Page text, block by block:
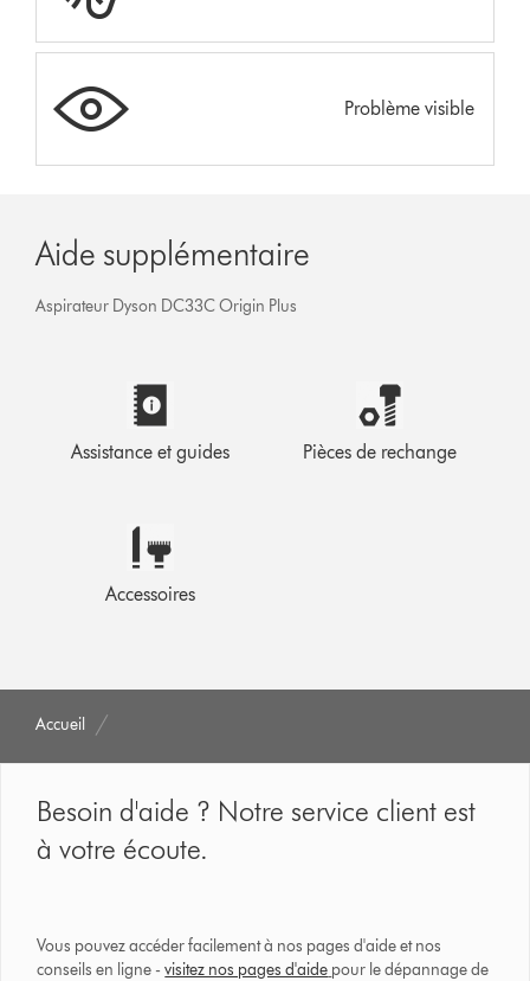
Problème visible
Aide supplémentaire
Aspirateur Dyson DC33C Origin Plus
Assistance et guides Pièces de rechange
Accessoires
Accueil
Besoin d'aide ? Notre service client est
à votre écoute.
Vous pouvez accéder facilement à nos pages d'aide et nos
conseils en ligne -visitez nos pages d'aide pour le dépannage de